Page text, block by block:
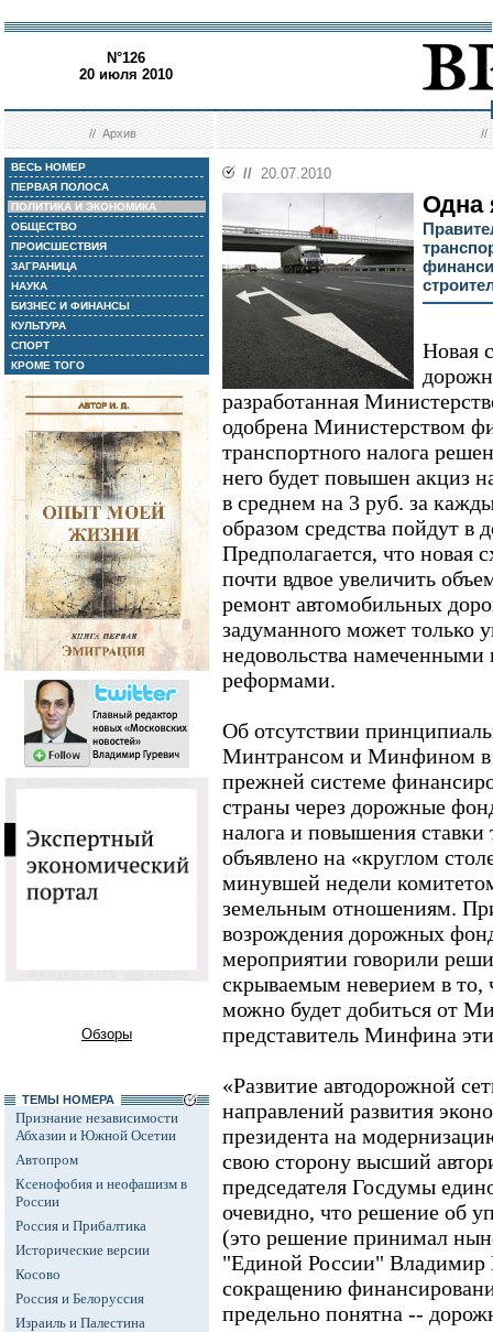
N°126
20 июля 2010
//Архив //
ВЕСЬ НОМЕР
ПЕРВАЯ ПОЛОСА
ПОЛИТИКА И ЭКОНОМИКА
ОБЩЕСТВО
ПРОИСШЕСТВИЯ
ЗАГРАНИЦА
НАУКА
БИЗНЕС И ФИНАНСЫ
КУЛЬТУРА
СПОРТ
КРОМЕ ТОГО
Обзоры
ТЕМЫ НОМЕРА
Признание независимости
Абхазии и Южной Осетии
Автопром
Ксенофобия и неофашизм в
России
Россия и Прибалтика
Исторические версии
Косово
Россия и Белоруссия
Израиль и Палестина
// 20.07.2010
Одна
Новая
разработанная
одобрена Министерством
транспортного налога
него будет повышен акциз
в среднем на 3 руб. за
образом средства пойдут
Предполагается, что новая
почти вдвое увеличить
ремонт автомобильных
задуманного может только
недовольства намеченными
реформами.
Об отсутствии
Минтрансом и Минфином в
прежней системе
страны через дорожные
налога и повышения
объявлено на «круглом
минувшей недели
земельным отношениям.
возрождения дорожных
мероприятии говорили
скрываемым неверием в то,
можно будет добиться от
представитель Минфина
«Развитие автодорожной
направлений развития
президента на
свою сторону высший
председателя Госдумы
очевидно, что решение об
(это решение принимал
"Единой России"
сокращению
предельно понятна --